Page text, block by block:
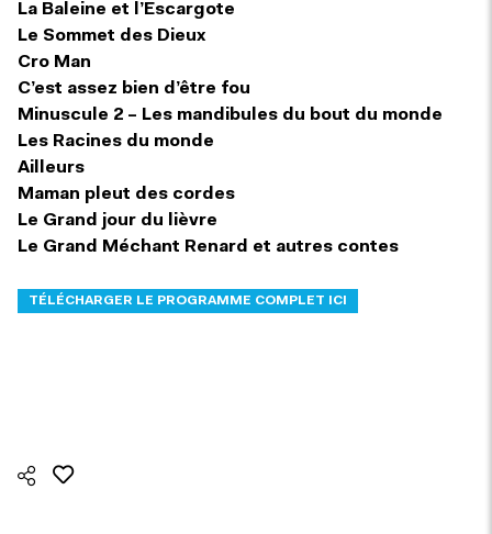
La Baleine et l’Escargote
Le Sommet des Dieux
Cro Man
C’est assez bien d’être fou
Minuscule 2 – Les mandibules du bout du monde
Les Racines du monde
Ailleurs
Maman pleut des cordes
Le Grand jour du lièvre
Le Grand Méchant Renard et autres contes
TÉLÉCHARGER LE PROGRAMME COMPLET ICI